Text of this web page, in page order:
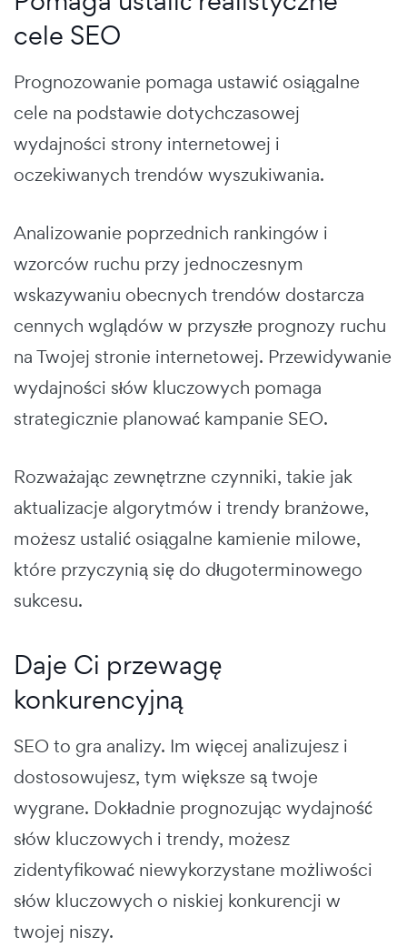
cele SEO
Prognozowanie pomaga ustawić osiągalne
cele na podstawie dotychczasowej
wydajności strony internetowej i
oczekiwanych trendów wyszukiwania.
Analizowanie poprzednich rankingów i
wzorców ruchu przy jednoczesnym
wskazywaniu obecnych trendów dostarcza
cennych wglądów w przyszłe prognozy ruchu
na Twojej stronie internetowej. Przewidywanie
wydajności słów kluczowych pomaga
strategicznie planować kampanie SEO.
Rozważając zewnętrzne czynniki, takie jak
aktualizacje algorytmów i trendy branżowe,
możesz ustalić osiągalne kamienie milowe,
które przyczynią się do długoterminowego
sukcesu.
Daje Ci przewagę
konkurencyjną
SEO to gra analizy. Im więcej analizujesz i
dostosowujesz, tym większe są twoje
wygrane. Dokładnie prognozując wydajność
słów kluczowych i trendy, możesz
zidentyfikować niewykorzystane możliwości
słów kluczowych o niskiej konkurencji w
twojej niszy.